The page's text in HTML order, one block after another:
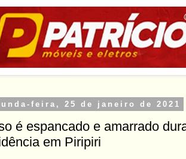
feira, 25 de janeiro de 2021
é espancado e amarrado
em Piripiri